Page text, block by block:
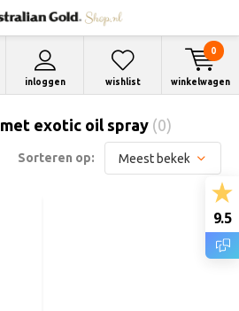
inloggen wishlist winkelwagen
0
exotic oil spray (0)
Sorteren op:
9.5